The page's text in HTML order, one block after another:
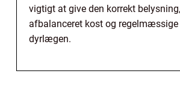
vigtigt at give den korrekt
afbalanceret kost og regelmæssige
dyrlægen.